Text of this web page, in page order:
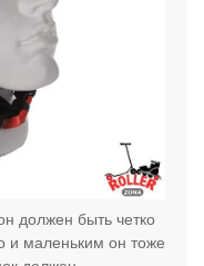
должен быть четко
и маленьким он тоже